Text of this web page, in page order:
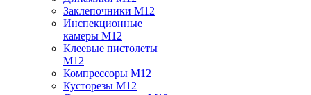
Заклепочники M12
Инспекционные
камеры M12
Клеевые пистолеты
M12
Компрессоры M12
Кусторезы M12